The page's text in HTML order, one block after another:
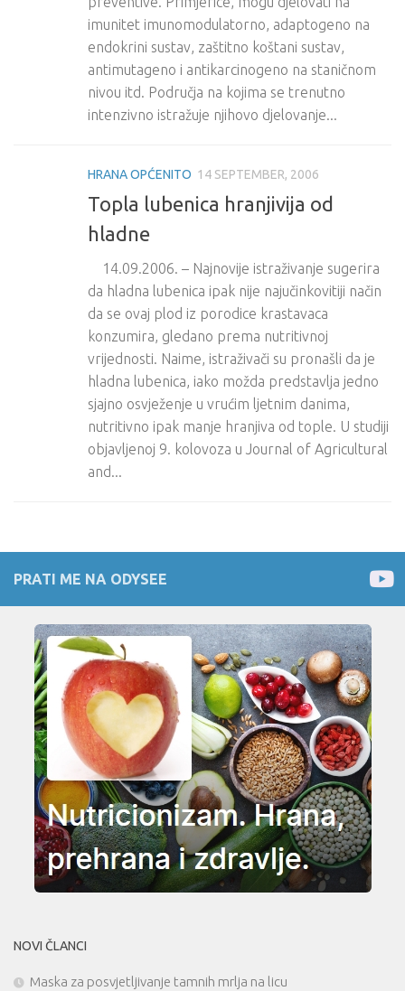
imunitet imunomodulatorno, adaptogeno na
endokrini sustav, zaštitno koštani sustav,
antimutageno i antikarcinogeno na staničnom
nivou itd. Područja na kojima se trenutno
intenzivno istražuje njihovo djelovanje...
HRANA OPĆENITO 14 SEPTEMBER, 2006
Topla lubenica hranjivija od
hladne
14.09.2006. – Najnovije istraživanje sugerira
da hladna lubenica ipak nije najučinkovitiji način
da se ovaj plod iz porodice krastavaca
konzumira, gledano prema nutritivnoj
vrijednosti. Naime, istraživači su pronašli da je
hladna lubenica, iako možda predstavlja jedno
sjajno osvježenje u vrućim ljetnim danima,
nutritivno ipak manje hranjiva od tople. U studiji
objavljenoj 9. kolovoza u Journal of Agricultural
and...
PRATI ME NA ODYSEE
NOVI ČLANCI
Maska za posvjetljivanje tamnih mrlja na licu